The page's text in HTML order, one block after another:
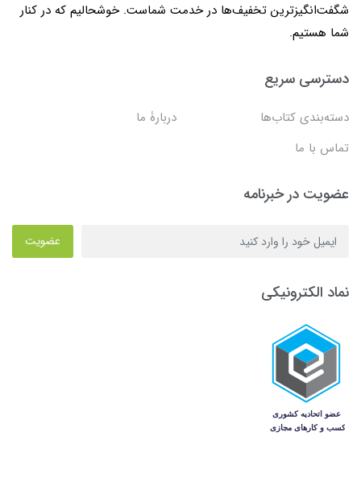
شگفت‌انگیزترین تخفیف‌ها در خدمت شماست. خوشحالیم که در کنار
شما هستیم.
دسترسی سریع
دسته‌بندی کتاب‌ها
دربارۀ ما
تماس با ما
عضویت در خبرنامه
عضویت
نماد الکترونیکی